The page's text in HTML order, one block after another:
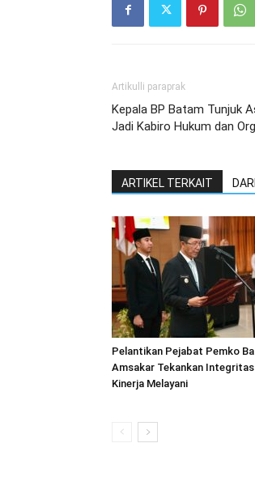
Artikulli paraprak
Kepala BP Batam Tunjuk
Jadi Kabiro Hukum dan
ARTIKEL TERKAIT
Pelantikan Pejabat Pemko
Amsakar Tekankan
Kinerja Melayani